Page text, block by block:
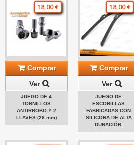
18,00 €
Comprar
Ver
JUEGO DE 4
TORNILLOS
ANTIRROBO Y 2
LLAVES (28 mm)
18,00 €
Comprar
Ver
JUEGO DE
ESCOBILLAS
FABRICADAS CON
SILICONA DE ALTA
DURACIÓN.